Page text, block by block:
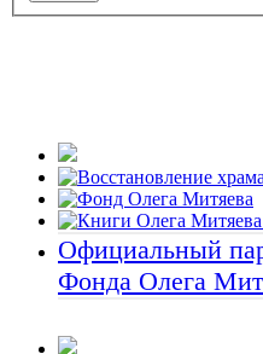
Официальный
Фонда Олега